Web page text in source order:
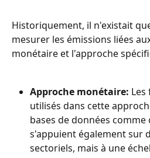
Historiquement, il n'existait
mesurer les émissions liées
monétaire et l'approche
Approche monétaire:
utilisés dans cette
bases de données comme
s'appuient également sur
sectoriels, mais à une